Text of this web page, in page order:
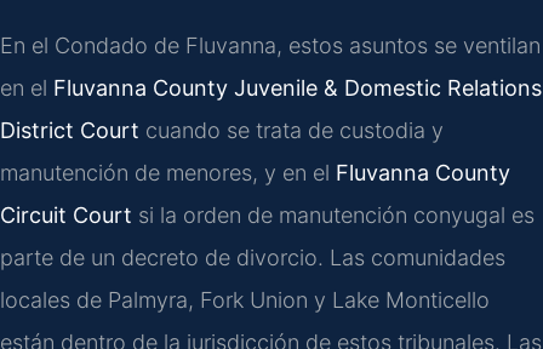
En el Condado de Fluvanna, estos asuntos se ventilan
en el Fluvanna County Juvenile & Domestic Relations
District Court cuando se trata de custodia y
manutención de menores, y en el Fluvanna County
Circuit Court si la orden de manutención conyugal es
parte de un decreto de divorcio. Las comunidades
locales de Palmyra, Fork Union y Lake Monticello
están dentro de la jurisdicción de estos tribunales. Las